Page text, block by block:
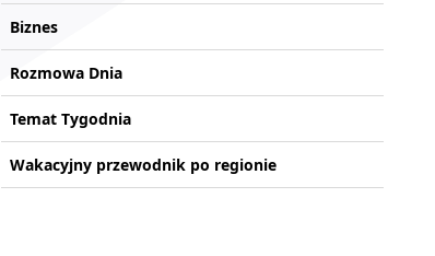
Biznes
Rozmowa Dnia
Temat Tygodnia
Wakacyjny przewodnik po regionie